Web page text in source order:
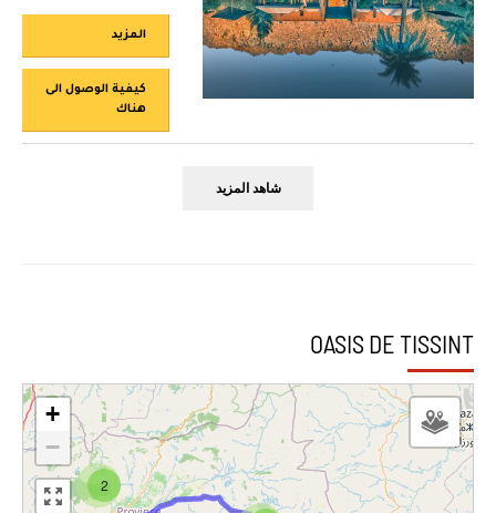
المزيد
كيفية الوصول الى
هناك
شاهد المزيد
OASIS DE TISSINT
2
+
−